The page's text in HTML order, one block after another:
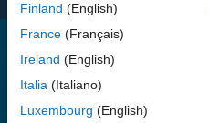
析、およびモデル化する関数やア
データ解析のために記述統計、可
Finland (English)
France (Français)
Ireland (English)
Italia (Italiano)
Luxembourg (English)